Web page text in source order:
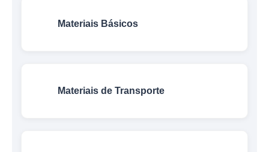
Materiais Básicos
Materiais de Transporte